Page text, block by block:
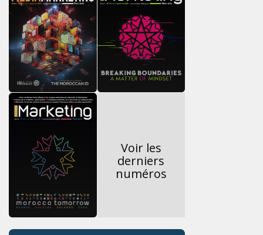
Voir les
derniers
numéros